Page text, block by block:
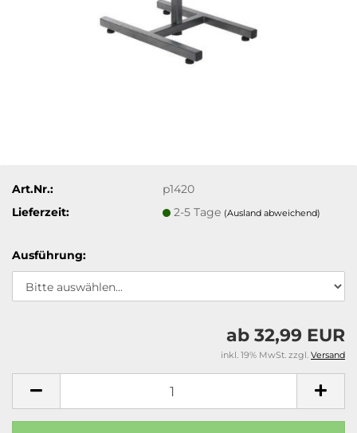
Art.Nr.:
p1420
Lieferzeit:
2-5 Tage (Ausland abweichend)
Ausführung:
ab 32,99 EUR
inkl. 19% MwSt. zzgl. Versand